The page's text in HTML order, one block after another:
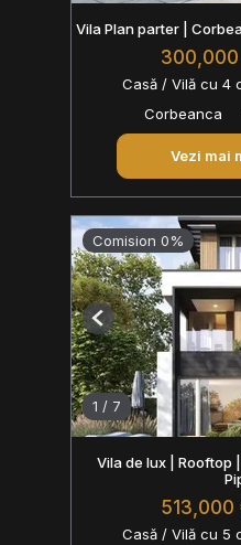
Vila Plan parter |
Casă / Vilă cu 4
Corbeanca
Vezi mai
Comision 0%
1 / 7
Previous
Vila de lux | Rooftop
513,000
Casă / Vilă cu 5